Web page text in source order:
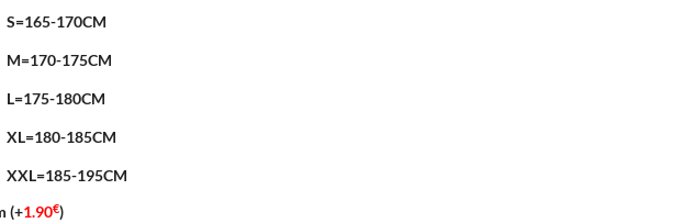
était :
40.00€.
S=165-170CM
M=170-175CM
L=175-180CM
XL=180-185CM
XXL=185-195CM
(+1.90€)